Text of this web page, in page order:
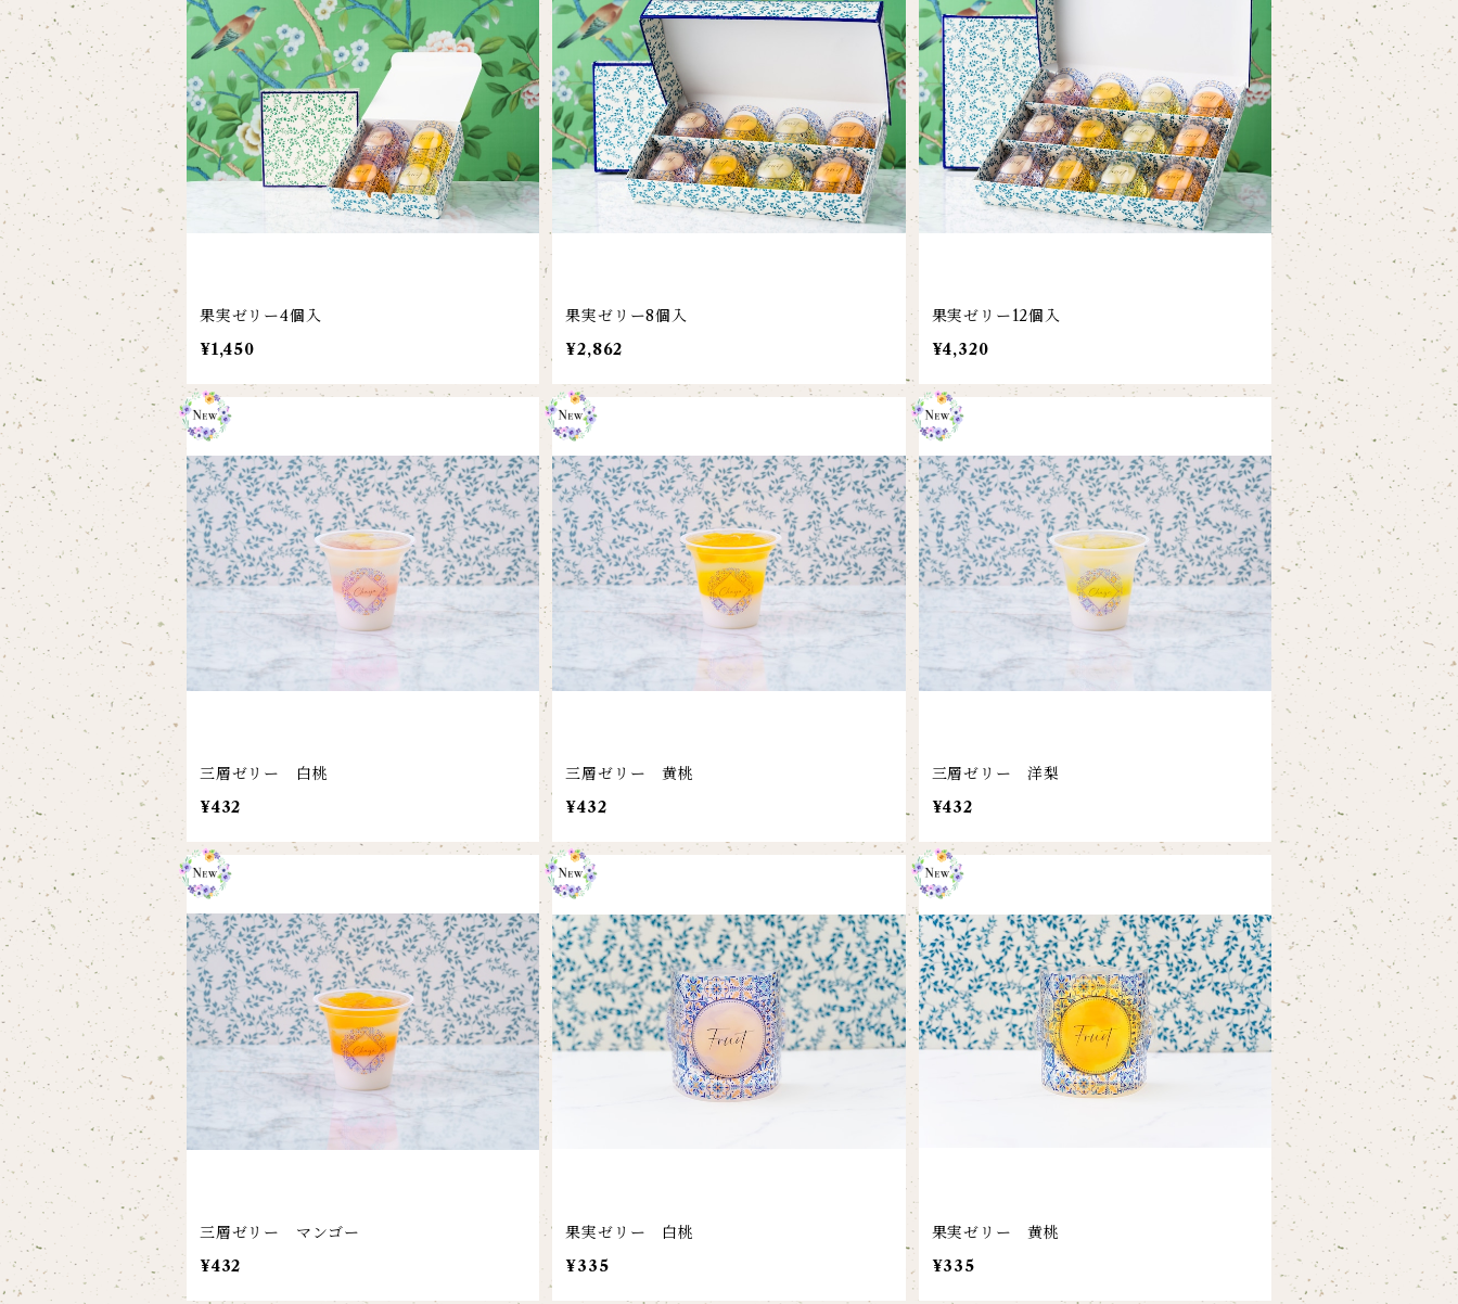
果実ゼリー4個入
¥1,450
果実ゼリー8個入
¥2,862
果実ゼリー12個入
¥4,320
三層ゼリー 白桃
¥432
三層ゼリー 黄桃
¥432
三層ゼリー 洋梨
¥432
三層ゼリー マンゴー
¥432
果実ゼリー 白桃
¥335
果実ゼリー 黄桃
¥335